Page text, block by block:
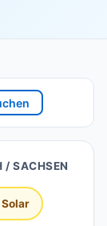
/ SACHSEN